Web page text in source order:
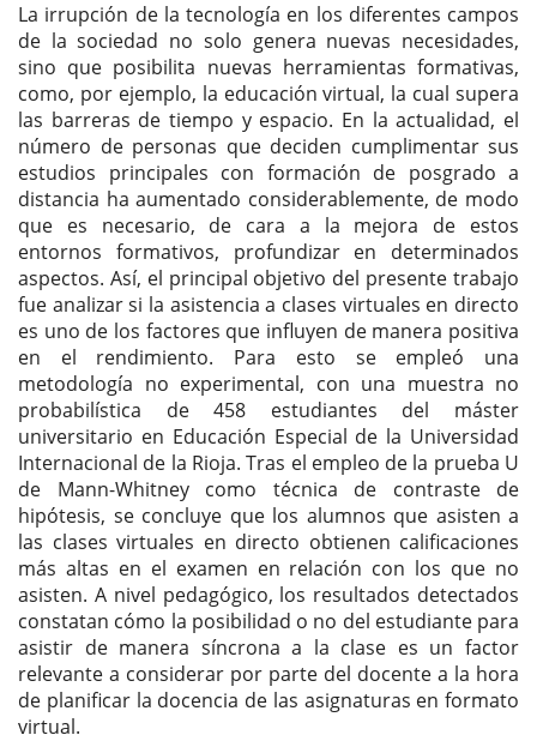
La irrupción de la tecnología en los diferentes campos
de la sociedad no solo genera nuevas necesidades,
sino que posibilita nuevas herramientas formativas,
como, por ejemplo, la educación virtual, la cual supera
las barreras de tiempo y espacio. En la actualidad, el
número de personas que deciden cumplimentar sus
estudios principales con formación de posgrado a
distancia ha aumentado considerablemente, de modo
que es necesario, de cara a la mejora de estos
entornos formativos, profundizar en determinados
aspectos. Así, el principal objetivo del presente trabajo
fue analizar si la asistencia a clases virtuales en directo
es uno de los factores que influyen de manera positiva
en el rendimiento. Para esto se empleó una
metodología no experimental, con una muestra no
probabilística de 458 estudiantes del máster
universitario en Educación Especial de la Universidad
Internacional de la Rioja. Tras el empleo de la prueba U
de Mann-Whitney como técnica de contraste de
hipótesis, se concluye que los alumnos que asisten a
las clases virtuales en directo obtienen calificaciones
más altas en el examen en relación con los que no
asisten. A nivel pedagógico, los resultados detectados
constatan cómo la posibilidad o no del estudiante para
asistir de manera síncrona a la clase es un factor
relevante a considerar por parte del docente a la hora
de planificar la docencia de las asignaturas en formato
virtual.